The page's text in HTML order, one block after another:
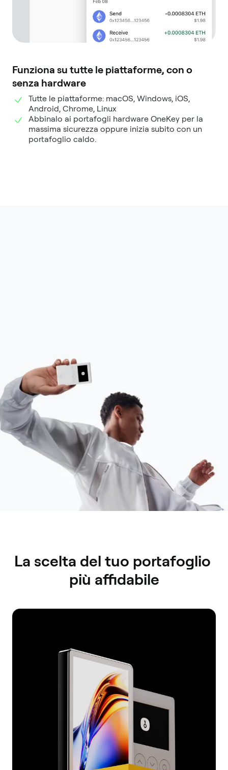
Funziona su tutte le piattaforme, con o
senza hardware
Tutte le piattaforme: macOS, Windows, iOS,
Android, Chrome, Linux
Abbinalo ai portafogli hardware OneKey per la
massima sicurezza oppure inizia subito con un
portafoglio caldo.
La scelta del tuo portafoglio
più affidabile